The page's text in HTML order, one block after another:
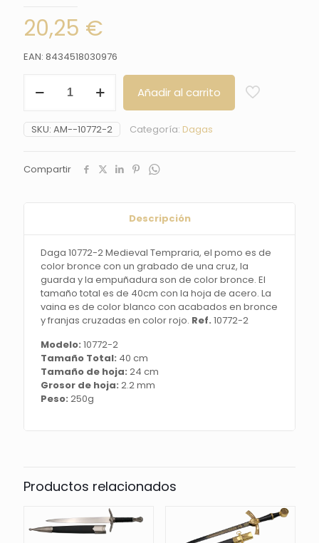
20,25 €
EAN: 8434518030976
10772-
Medieval
Tempraria,
es
grabado
cruz,
guarda
empuñadura
color
de
la
Añadir al carrito
SKU: AM--10772-2 Categoría: Dagas
Compartir
Descripción
Daga 10772-2 Medieval Tempraria, el pomo es de
color bronce con un grabado de una cruz, la
guarda y la empuñadura son de color bronce. El
tamaño total es de 40cm con la hoja de acero. La
vaina es de color blanco con acabados en bronce
y franjas cruzadas en color rojo. Ref. 10772-2
Modelo: 10772-2
Tamaño Total: 40 cm
Tamaño de hoja: 24 cm
Grosor de hoja: 2.2 mm
Peso:250g
Productos relacionados